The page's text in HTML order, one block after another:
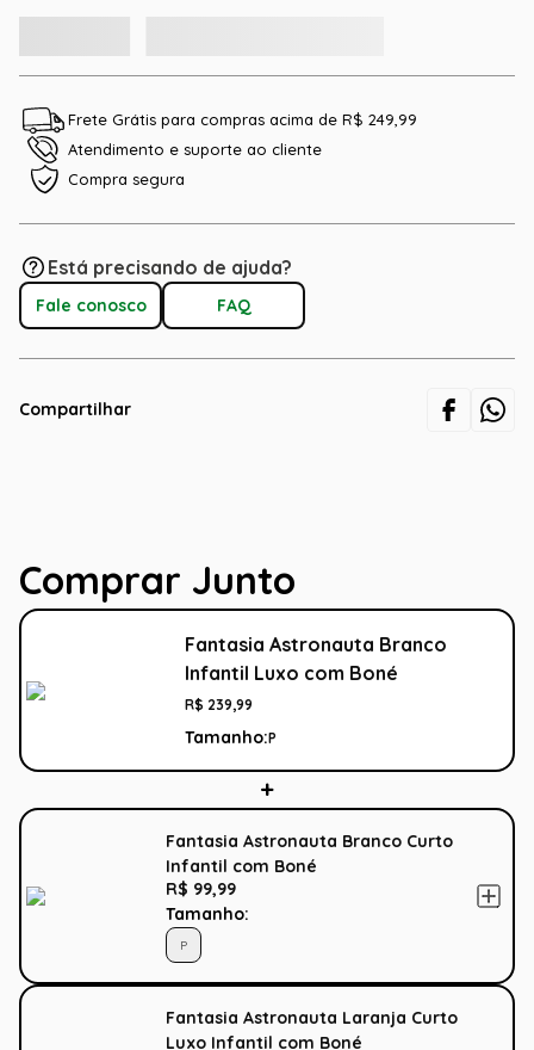
Frete Grátis para compras acima de R$ 249,99
Atendimento e suporte ao cliente
Compra segura
Está precisando de ajuda?
Fale conosco FAQ
Compartilhar
Comprar Junto
Fantasia Astronauta Branco
Infantil Luxo com Boné
R$ 239,99
Tamanho:P
Fantasia Astronauta Branco Curto
Infantil com Boné
R$ 99,99
Tamanho:
P
Fantasia Astronauta Laranja Curto
Luxo Infantil com Boné